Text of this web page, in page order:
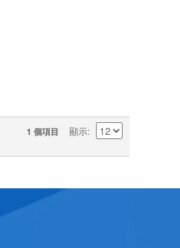
1 個項目 顯示